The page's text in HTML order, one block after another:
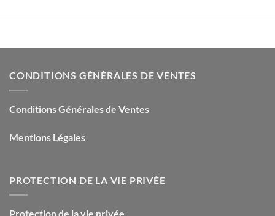
CONDITIONS GÉNÉRALES DE VENTES
Conditions Générales de Ventes
Mentions Légales
PROTECTION DE LA VIE PRIVÉE
Protection de la vie privée